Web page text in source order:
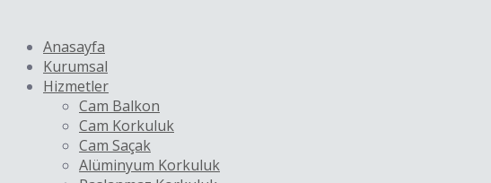
Anasayfa
Kurumsal
Hizmetler
Cam Balkon
Cam Korkuluk
Cam Saçak
Alüminyum Korkuluk